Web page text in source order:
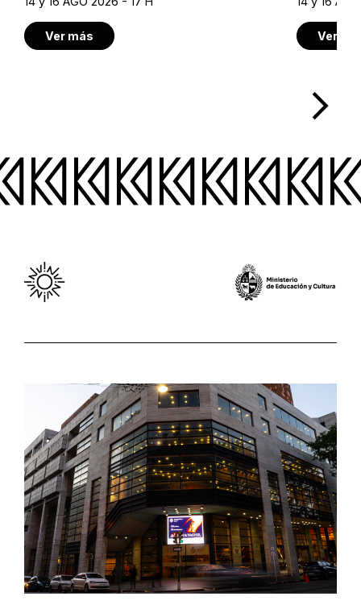
Ver más Ver
arrow_forward_ios